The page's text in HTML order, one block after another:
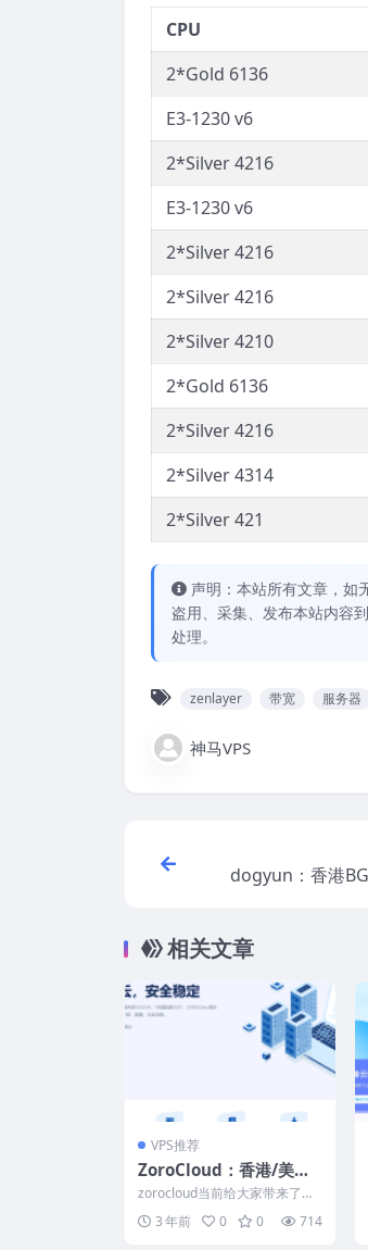
CPU
2*Gold 6136
E3-1230 v6
2*Silver 4216
E3-1230 v6
2*Silver 4216
2*Silver 4216
2*Silver 4210
2*Gold 6136
2*Silver 4216
2*Silver 4314
2*Silver 421
声明：本站所有文章，如
盗用、采集、发布本站内容
处理。
zenlayer 带宽 服务器
神马VPS
dogyun：香港
相关文章
VPS推荐
ZoroCloud：香港/美国V
PS，三网CN2GIA+CUI
I，原生IP+高防保护，7
折优惠-低至22元/月
zorocloud当前给大家带来了美
国vps和香港vps的特别优惠促
销活动，月付...
3 年前 0 0 714